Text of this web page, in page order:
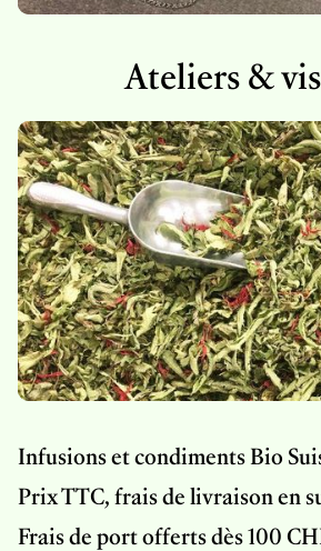
Ateliers &
Infusions et condiments Bio
Prix TTC, frais de livraison en
Frais de port offerts dès 100